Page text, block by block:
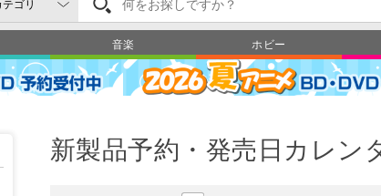
音楽 ホビー
新製品予約・発売日カレン